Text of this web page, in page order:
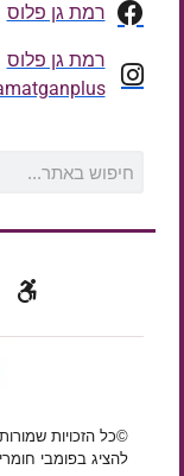
רמת גן פלוס
רמת גן פלוס
©כל הזכויות
להציג בפומבי